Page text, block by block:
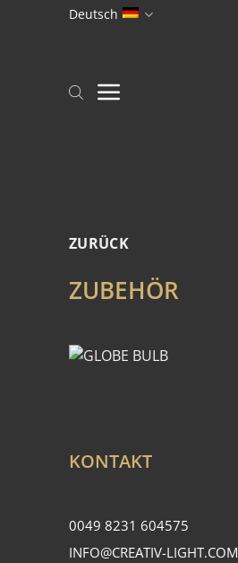
Deutsch
ZURÜCK
ZUBEHÖR
KONTAKT
0049 8231 604575
INFO@CREATIV-LIGHT.COM